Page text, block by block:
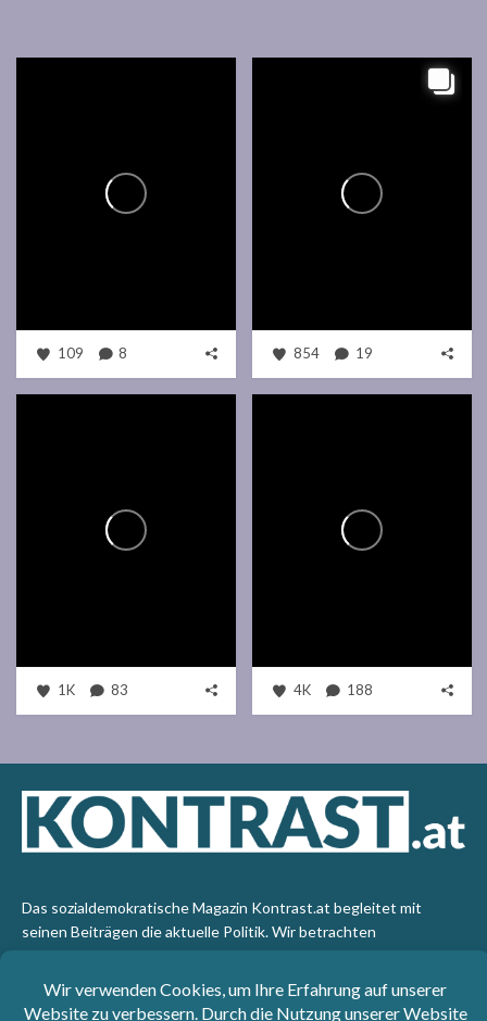
109 8 854 19
1K 83 4K 188
Das sozialdemokratische Magazin Kontrast.at begleitet mit
seinen Beiträgen die aktuelle Politik. Wir betrachten
sozialen Gerechtigkeit auf die Welt.